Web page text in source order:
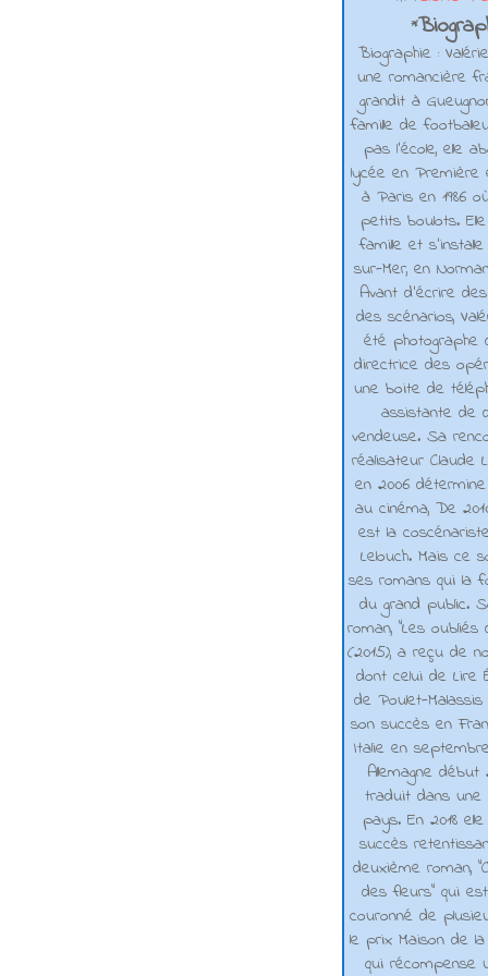
*
Biographie :
une romancière
grandit à
famille de
pas l'école, elle
lycée en
à Paris en 1986
petits boulots.
famille et
sur-Mer, en
Avant d’écrire
des scénarios,
été photographe
directrice des
une boite de
assistante de
vendeuse. Sa
réalisateur Claude
en 2006
au cinéma, De
est la
Lelouch. Mais ce
ses romans qui la
du grand public.
roman, "Les oubliés
(2015), a reçu de
dont celui de Lire
de Poulet-
son succès en
Italie en
Allemagne début
traduit dans une
pays. En 2018
succès
deuxième roman,
des fleurs" qui
couronné de
le prix Maison de la
qui récompense